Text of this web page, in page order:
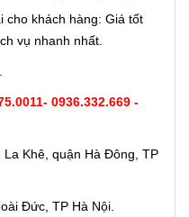
cho khách hàng: Giá tốt
vụ nhanh nhất.
- 0936.332.669 -
Khê, quận Hà Đông, TP
Đức, TP Hà Nội.